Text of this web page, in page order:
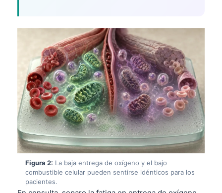
Figura 2: La baja entrega de oxígeno y el bajo
combustible celular pueden sentirse idénticos para los
pacientes.